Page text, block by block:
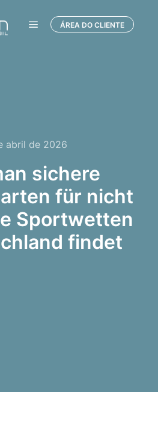
ÁREA DO CLIENTE
abril de 2026
sichere
für nicht
Sportwetten
findet